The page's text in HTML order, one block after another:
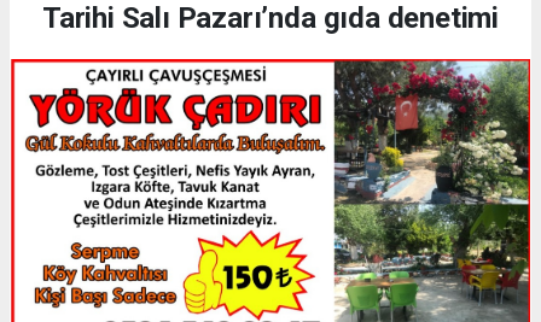
Tarihi Salı Pazarı’nda gıda denetimi